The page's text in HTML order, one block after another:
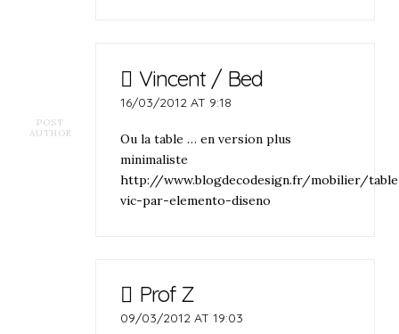
POST
AUTHOR
Vincent / Bed
16/03/2012 AT 9:18
Ou la table … en version plus
minimaliste
http://www.blogdecodesign.fr/mobilier/
vic-par-elemento-diseno
Prof Z
09/03/2012 AT 19:03